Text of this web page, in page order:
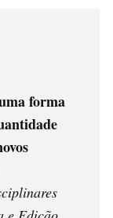
forma